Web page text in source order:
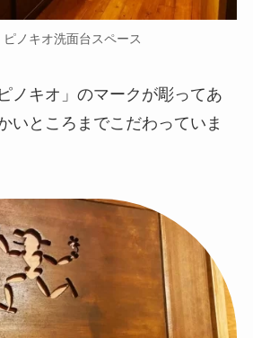
ピノキオ洗面台スペース
ノキオ」のマークが彫ってあ
いところまでこだわっていま